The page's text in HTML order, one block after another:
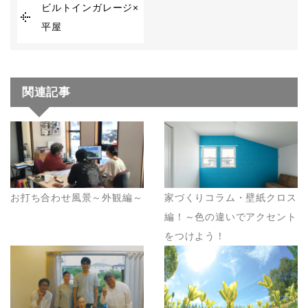
ビルトインガレージ×
平屋
関連記事
お打ち合わせ風景～外観編～
家づくりコラム・壁紙クロス
編！～色の違いでアクセント
をつけよう！